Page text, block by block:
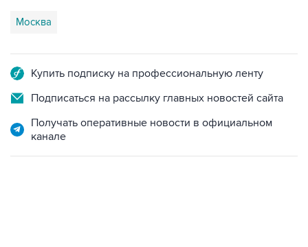
Москва
Купить подписку на профессиональную ленту
Подписаться на рассылку главных новостей сайта
Получать оперативные новости в официальном
канале